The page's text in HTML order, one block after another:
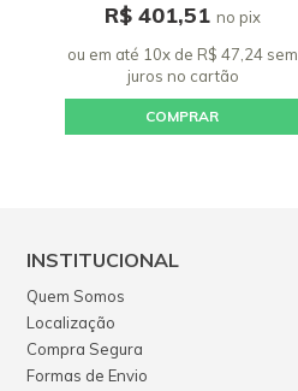
R$ 401,51 no pix
ou em até 10x de R$ 47,24 sem
juros no cartão
COMPRAR
INSTITUCIONAL
Quem Somos
Localização
Compra Segura
Formas de Envio